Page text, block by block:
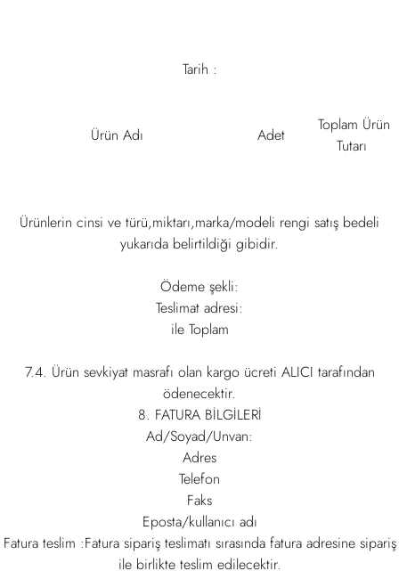
Tarih :
Ürün Adı Adet
Toplam Ürün
Tutarı
Ürünlerin cinsi ve türü,miktarı,marka/modeli rengi satış bedeli
yukarıda belirtildiği gibidir.
Ödeme şekli:
Teslimat adresi:
ile Toplam
7.4. Ürün sevkiyat masrafı olan kargo ücreti ALICI tarafından
ödenecektir.
8. FATURA BİLGİLERİ
Ad/Soyad/Unvan:
Adres
Telefon
Faks
Eposta/kullanıcı adı
Fatura teslim :Fatura sipariş teslimatı sırasında fatura adresine sipariş
ile birlikte teslim edilecektir.